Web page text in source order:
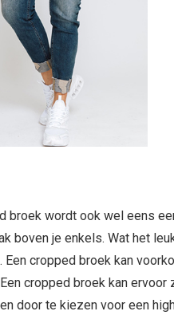
broek wordt ook wel eens
boven je enkels. Wat het
cropped broek kan
cropped broek kan ervoor
door te kiezen voor een